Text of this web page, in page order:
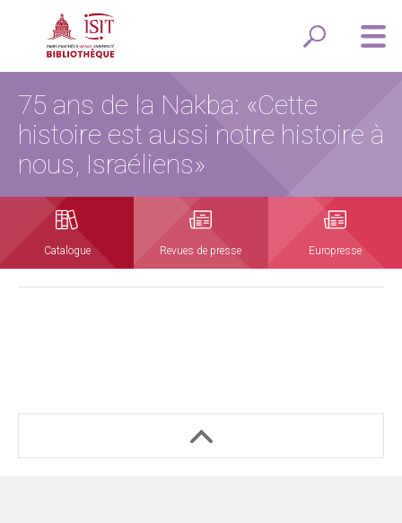
75 ans de la Nakba: «Cette
histoire est aussi notre histoire à
nous, Israéliens»
Catalogue Revues de presse Europresse